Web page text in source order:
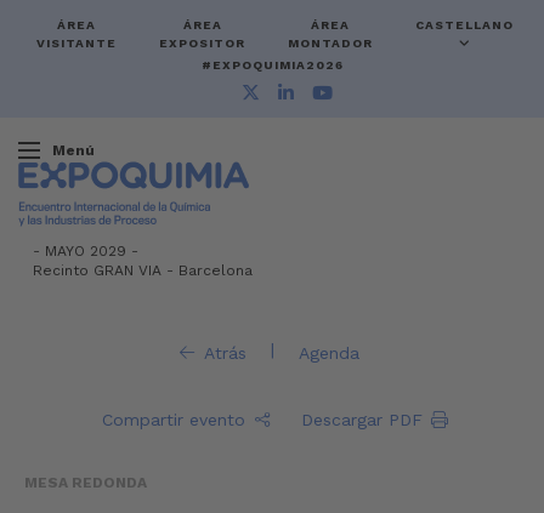
ÁREA
VISITANTE
ÁREA
EXPOSITOR
ÁREA
MONTADOR
CASTELLANO
#EXPOQUIMIA2026
Menú
- MAYO 2029 -
Recinto GRAN VIA - Barcelona
Atrás | Agenda
Compartir evento Descargar PDF
MESA REDONDA